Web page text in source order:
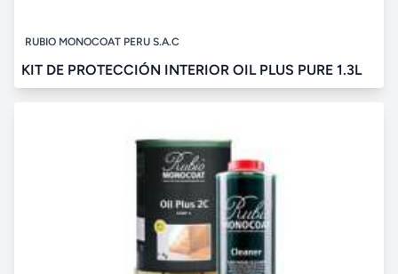
RUBIO MONOCOAT PERU S.A.C
KIT DE PROTECCIÓN INTERIOR OIL PLUS PURE 1.3L